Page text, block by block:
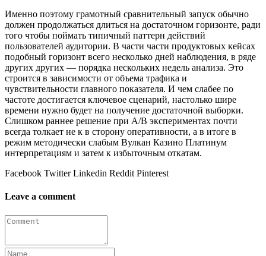
Именно поэтому грамотный сравнительный запуск обычно
должен продолжаться длиться на достаточном горизонте, ради
того чтобы поймать типичный паттерн действий
пользователей аудитории. В части части продуктовых кейсах
подобный горизонт всего несколько дней наблюдения, в ряде
других других — порядка нескольких недель анализа. Это
строится в зависимости от объема трафика и
чувствительности главного показателя. И чем слабее по
частоте достигается ключевое сценарий, настолько шире
времени нужно будет на получение достаточной выборки.
Слишком раннее решение при A/B экспериментах почти
всегда толкает не к в сторону оперативности, а в итоге в
режим методически слабым Вулкан Казино Платинум
интерпретациям и затем к избыточным откатам.
Facebook Twitter Linkedin Reddit Pinterest
Leave a comment